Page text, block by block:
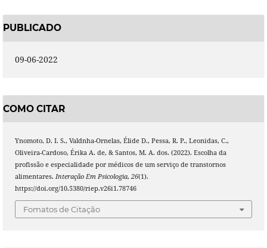
PUBLICADO
09-06-2022
COMO CITAR
Ynomoto, D. I. S., Valdnha-Ornelas, Élide D., Pessa, R. P., Leonidas, C.,
Oliveira-Cardoso, Érika A. de, & Santos, M. A. dos. (2022). Escolha da
profissão e especialidade por médicos de um serviço de transtornos
alimentares. Interação Em Psicologia, 26(1).
https://doi.org/10.5380/riep.v26i1.78746
Fomatos de Citação